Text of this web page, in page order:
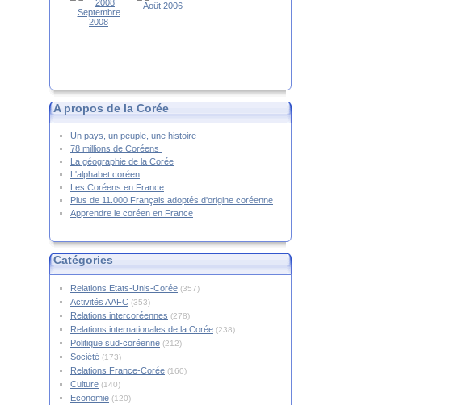
Septembre
2008
Août 2006
A propos de la Corée
Un pays, un peuple, une histoire
78 millions de Coréens
La géographie de la Corée
L'alphabet coréen
Les Coréens en France
Plus de 11.000 Français adoptés d'origine coréenne
Apprendre le coréen en France
Catégories
Relations Etats-Unis-Corée (357)
Activités AAFC (353)
Relations intercoréennes (278)
Relations internationales de la Corée (238)
Politique sud-coréenne (212)
Société (173)
Relations France-Corée (160)
Culture (140)
Economie (120)